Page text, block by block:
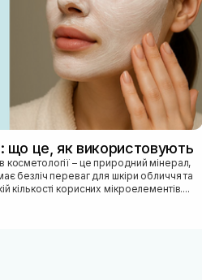
що це, як використовують
безліч переваг для шкіри обличчя та
кількості корисних мікроелементів....